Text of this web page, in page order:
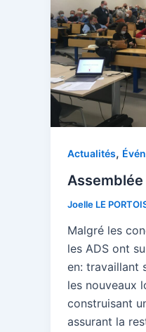
Actualités,
Joelle LE
Malgré les
les ADS ont
en: travaillant
les nouveaux
construisant
assurant la